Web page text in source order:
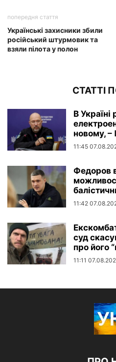
попередня стаття
Українські захисники збили
російський штурмовик та
взяли пілота у полон
СТАТТІ
В Україні
новому,
11:45
Федоров
11:42
суд
про його
11:11